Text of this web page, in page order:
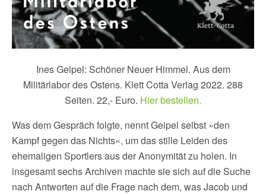
Ines Geipel: Schöner Neuer Himmel. Aus dem
Militärlabor des Ostens. Klett Cotta Verlag 2022. 288
Seiten. 22,- Euro. Hier bestellen.
Was dem Gespräch folgte, nennt Geipel selbst »den
Kampf gegen das Nichts«, um das stille Leiden des
ehemaligen Sportlers aus der Anonymität zu holen. In
insgesamt sechs Archiven machte sie sich auf die Suche
nach Antworten auf die Frage nach dem, was Jacob und